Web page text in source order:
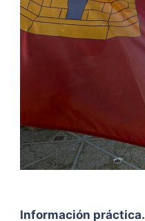
Información práctica.